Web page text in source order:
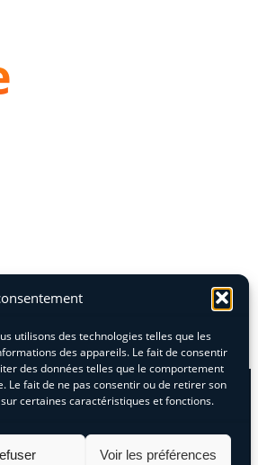
utilisons des technologies telles que les
des appareils. Le fait de consentir
des données telles que le comportement
Le fait de ne pas consentir ou de retirer son
certaines caractéristiques et fonctions.
Voir les préférences